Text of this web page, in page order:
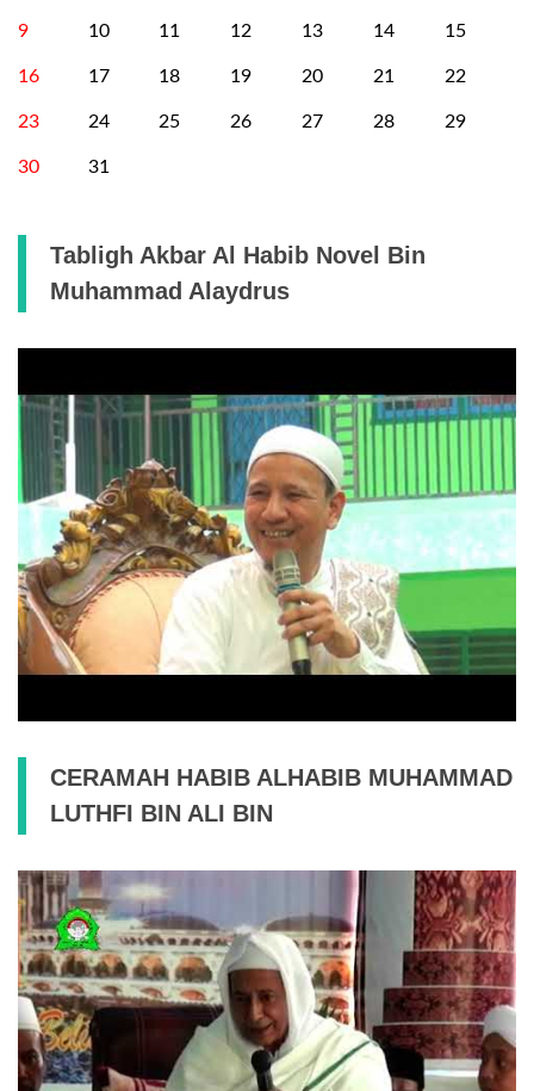
9 10 11 12 13 14 15
16 17 18 19 20 21 22
23 24 25 26 27 28 29
30 31
Tabligh Akbar Al Habib Novel Bin
Muhammad Alaydrus
CERAMAH HABIB ALHABIB MUHAMMAD
LUTHFI BIN ALI BIN